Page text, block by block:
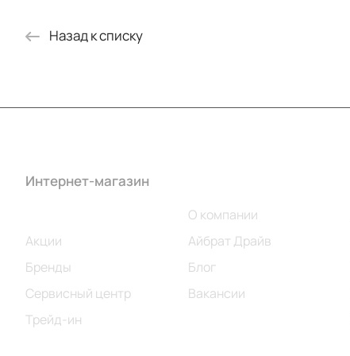
Назад к списку
Интернет-магазин
Акции
Бренды
Сервисный центр
Трейд-ин
О компании
Айбрат Драйв
Блог
Вакансии